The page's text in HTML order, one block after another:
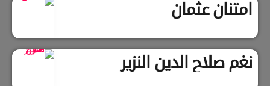
امتنان عثمان
نغم صلاح الدين النزير